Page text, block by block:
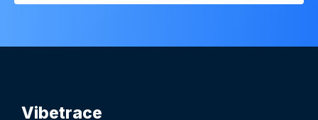
Vibetrace